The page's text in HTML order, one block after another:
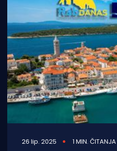
26 lip. 2025 1 MIN. ČITANJA